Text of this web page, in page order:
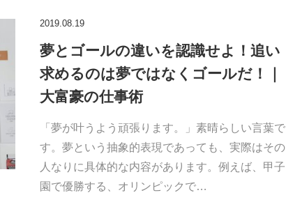
2019.08.19
夢とゴールの違いを認識せよ！追い
求めるのは夢ではなくゴールだ！｜
大富豪の仕事術
「夢が叶うよう頑張ります。」素晴らしい言葉で
す。夢という抽象的表現であっても、実際はその
人なりに具体的な内容があります。例えば、甲子
園で優勝する、オリンピックで…